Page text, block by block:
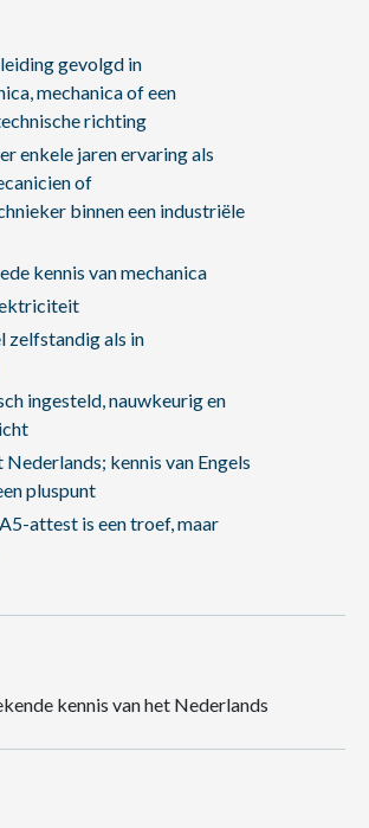
gevolgd in
mechanica of een
richting
enkele jaren ervaring als
of
binnen een industriële
kennis van mechanica
zelfstandig als in
ingesteld, nauwkeurig en
kennis van Engels
pluspunt
attest is een troef, maar
kennis van het Nederlands